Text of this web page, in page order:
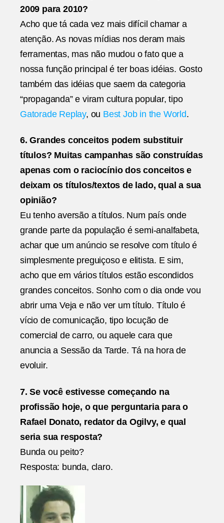
2009 para 2010?
Acho que tá cada vez mais difícil chamar a
atenção. As novas mídias nos deram mais
ferramentas, mas não mudou o fato que a
nossa função principal é ter boas idéias. Gosto
também das idéias que saem da categoria
“propaganda” e viram cultura popular, tipo
Gatorade Replay, ou Best Job in the World.
6. Grandes conceitos podem substituir
títulos? Muitas campanhas são construídas
apenas com o raciocínio dos conceitos e
deixam os títulos/textos de lado, qual a sua
opinião?
Eu tenho aversão a títulos. Num país onde
grande parte da população é semi-analfabeta,
achar que um anúncio se resolve com título é
simplesmente preguiçoso e elitista. E sim,
acho que em vários títulos estão escondidos
grandes conceitos. Sonho com o dia onde vou
abrir uma Veja e não ver um título. Título é
vício de comunicação, tipo locução de
comercial de carro, ou aquele cara que
anuncia a Sessão da Tarde. Tá na hora de
evoluir.
7. Se você estivesse começando na
profissão hoje, o que perguntaria para o
Rafael Donato, redator da Ogilvy, e qual
seria sua resposta?
Bunda ou peito?
Resposta: bunda, claro.